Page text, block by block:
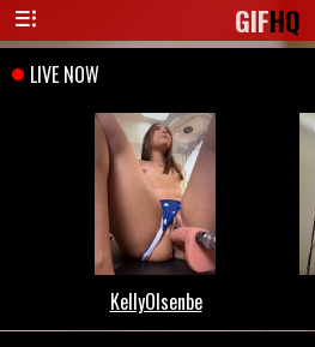
GIFHQ